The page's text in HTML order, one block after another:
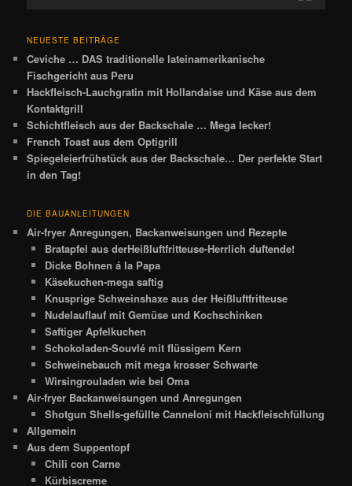
NEUESTE BEITRÄGE
Ceviche … DAS traditionelle lateinamerikanische
Fischgericht aus Peru
Hackfleisch-Lauchgratin mit Hollandaise und Käse aus dem
Kontaktgrill
Schichtfleisch aus der Backschale … Mega lecker!
French Toast aus dem Optigrill
Spiegeleierfrühstück aus der Backschale… Der perfekte Start
in den Tag!
DIE BAUANLEITUNGEN
Air-fryer Anregungen, Backanweisungen und Rezepte
Bratapfel aus derHeißluftfritteuse-Herrlich duftende!
Dicke Bohnen á la Papa
Käsekuchen-mega saftig
Knusprige Schweinshaxe aus der Heißluftfritteuse
Nudelauflauf mit Gemüse und Kochschinken
Saftiger Apfelkuchen
Schokoladen-Souvlé mit flüssigem Kern
Schweinebauch mit mega krosser Schwarte
Wirsingrouladen wie bei Oma
Air-fryer Backanweisungen und Anregungen
Shotgun Shells-gefüllte Canneloni mit Hackfleischfüllung
Allgemein
Aus dem Suppentopf
Chili con Carne
Kürbiscreme